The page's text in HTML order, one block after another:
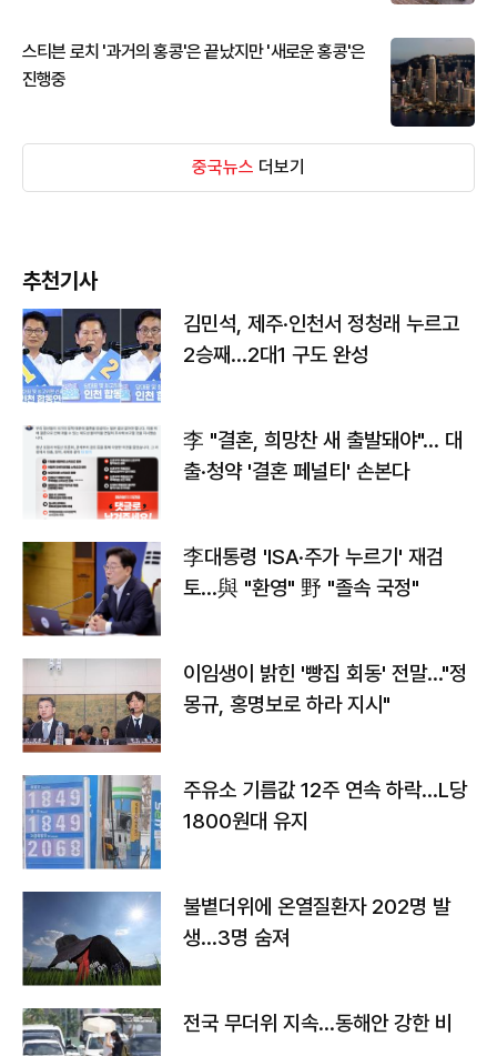
스티븐 로치 '과거의 홍콩'은 끝났지만 '새로운 홍콩'은
진행중
중국뉴스 더보기
추천기사
김민석, 제주·인천서 정청래 누르고
2승째…2대1 구도 완성
李 "결혼, 희망찬 새 출발돼야"… 대
출·청약 '결혼 페널티' 손본다
李대통령 'ISA·주가 누르기' 재검
토…與 "환영" 野 "졸속 국정"
이임생이 밝힌 '빵집 회동' 전말…"정
몽규, 홍명보로 하라 지시"
주유소 기름값 12주 연속 하락…L당
1800원대 유지
불볕더위에 온열질환자 202명 발
생…3명 숨져
전국 무더위 지속…동해안 강한 비